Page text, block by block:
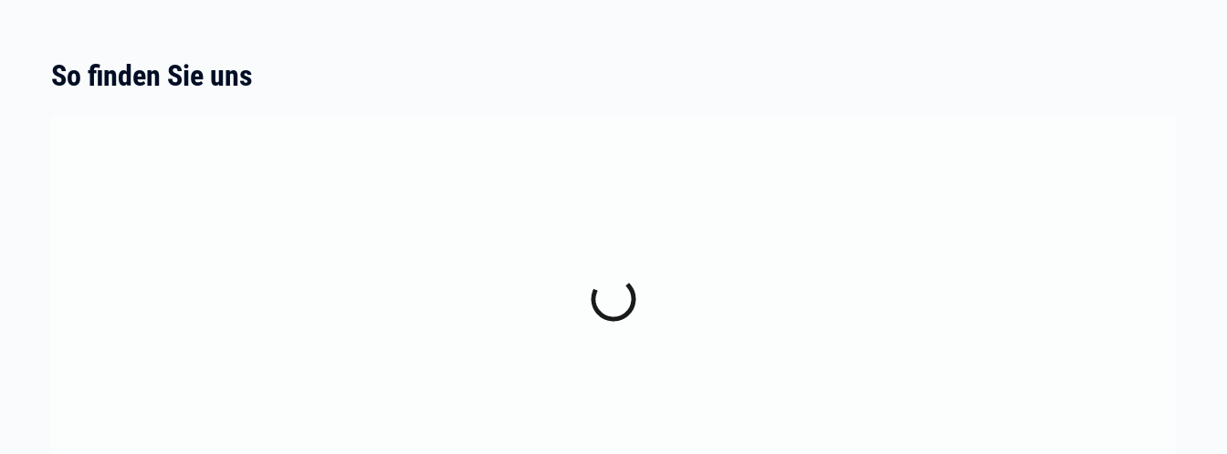
So finden Sie uns